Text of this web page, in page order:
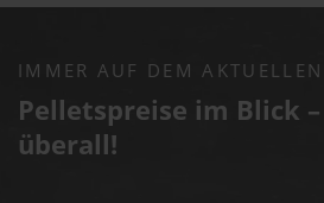
IMMER AUF DEM
Pelletspreise im Blick
überall!